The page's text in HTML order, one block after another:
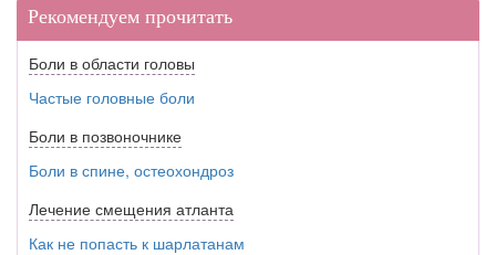
Рекомендуем прочитать
Боли в области головы
Частые головные боли
Боли в позвоночнике
Боли в спине, остеохондроз
Лечение смещения атланта
Как не попасть к шарлатанам